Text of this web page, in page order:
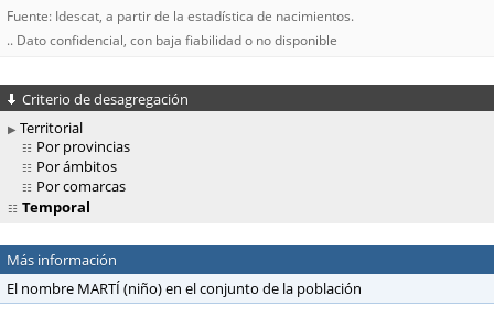
Fuente: Idescat, a partir de la estadística de nacimientos.
.. Dato confidencial, con baja fiabilidad o no disponible
Criterio de desagregación
Territorial
Por provincias
Por ámbitos
Por comarcas
Temporal
Más información
El nombre MARTÍ (niño) en el conjunto de la población